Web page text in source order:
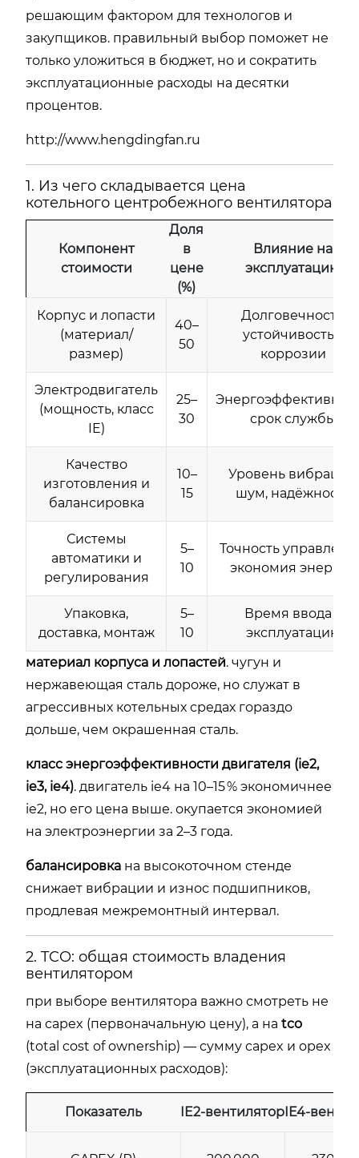
решающим фактором для технологов и
закупщиков. правильный выбор поможет не
только уложиться в бюджет, но и сократить
эксплуатационные расходы на десятки
процентов.
http://www.hengdingfan.ru
1. Из чего складывается цена
котельного центробежного вентилятора
Компонент
стоимости
Доля
в
цене
(%)
Влияние на
эксплуатацию
Корпус и лопасти
(материал/
размер)
40–
50
Долговечность,
устойчивость к
коррозии
Электродвигатель
(мощность, класс
IE)
25–
30
срок службы
Качество
изготовления и
балансировка
10–
15
Уровень вибраций,
шум, надёжность
Системы
автоматики и
регулирования
5–
10
Точность
экономия энергии
Упаковка,
доставка, монтаж
5–
10
Время ввода в
эксплуатацию
материал корпуса и лопастей. чугун и
нержавеющая сталь дороже, но служат в
агрессивных котельных средах гораздо
дольше, чем окрашенная сталь.
класс энергоэффективности двигателя (ie2,
ie3, ie4). двигатель ie4 на 10–15 % экономичнее
ie2, но его цена выше. окупается экономией
на электроэнергии за 2–3 года.
балансировка на высокоточном стенде
снижает вибрации и износ подшипников,
продлевая межремонтный интервал.
2. TCO: общая стоимость владения
вентилятором
при выборе вентилятора важно смотреть не
на capex (первоначальную цену), а на tco
(total cost of ownership) — сумму capex и opex
(эксплуатационных расходов):
Показатель IE2‑вентилятор